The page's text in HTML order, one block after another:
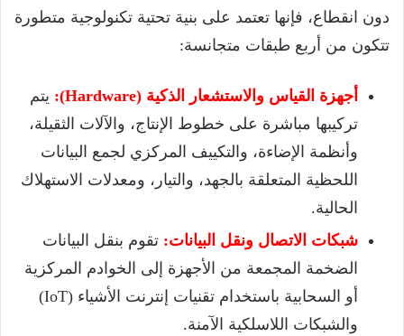
دون انقطاع، فإنها تعتمد على بنية تحتية تكنولوجية متطورة
تتكون من أربع طبقات متجانسة:
أجهزة القياس والاستشعار الذكية (Hardware):
يتم
تركيبها مباشرة على خطوط الإنتاج، والآلات الثقيلة،
وأنظمة الإضاءة، والتكييف المركزي لجمع البيانات
اللحظية المتعلقة بالجهد، والتيار، ومعدلات الاستهلاك
الحالية.
شبكات الاتصال ونقل البيانات: تقوم بنقل البيانات
الضخمة المجمعة من الأجهزة إلى الخوادم المركزية
أو السحابية باستخدام تقنيات إنترنت الأشياء (IoT)
والشبكات اللاسلكية الآمنة.